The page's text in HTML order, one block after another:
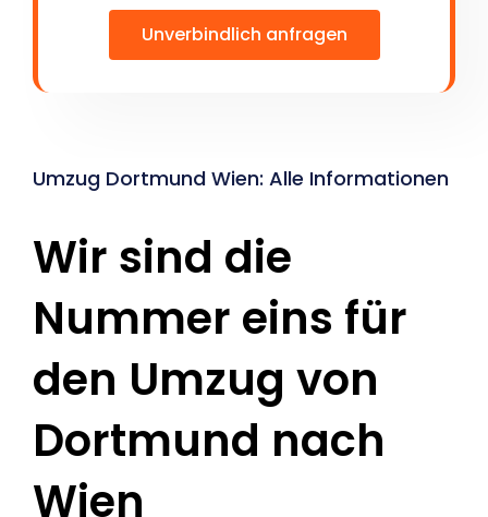
Unverbindlich anfragen
Umzug Dortmund Wien: Alle Informationen
Wir sind die
Nummer eins für
den Umzug von
Dortmund nach
Wien